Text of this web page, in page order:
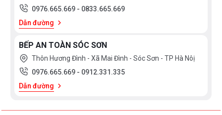
trợ bạn nhé a. .
0976.665.669 - 0833.665.669
Dẫn đường
BẾP AN TOÀN SÓC SƠN
Thôn Hương Đình - Xã Mai Đình - Sóc Sơn - TP Hà Nôị
0976.665.669 - 0912.331.335
Dẫn đường